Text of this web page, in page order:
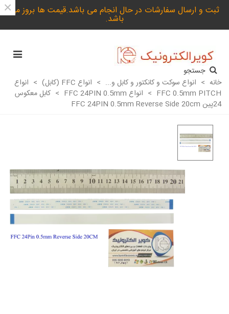
ثبت و ارسال سفارشات در حال انجام می باشد.قیمت ها بروز می
باشد.
×
جستجو
خانه > انواع سوکت و کانکتور و کابل و... > انواع FFC (کابل) > انواع
FFC 0.5mm PITCH
> انواع FFC 24PIN 0.5mm > کابل معکوس
24پین FFC 24PIN 0.5mm Reverse Side 20cm